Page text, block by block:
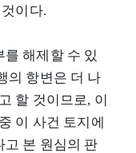
이다.
해제할 수 있
의 항변은 더 나
할 것이므로, 이
이 사건 토지에
고 본 원심의 판